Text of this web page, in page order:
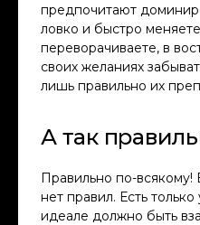
предпочитают
ловко и быстро
переворачиваете, в
своих желаниях
лишь правильно их
А так
Правильно по-
нет правил. Есть
идеале должно быть